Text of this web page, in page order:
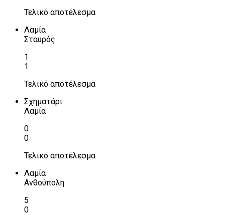
Τελικό αποτέλεσμα
Λαμία
Σταυρός
1
1
Τελικό αποτέλεσμα
Σχηματάρι
Λαμία
0
0
Τελικό αποτέλεσμα
Λαμία
Ανθούπολη
5
0